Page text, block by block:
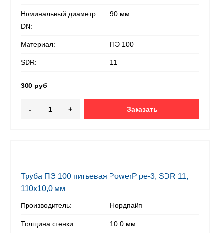
Номинальный диаметр
DN:
90 мм
Материал: ПЭ 100
SDR: 11
300 руб
- + Заказать
Труба ПЭ 100 питьевая PowerPipe-3, SDR 11,
110х10,0 мм
Производитель: Нордпайп
Толщина стенки: 10.0 мм